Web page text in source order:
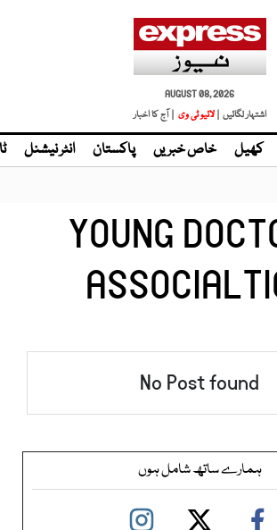
AUGUST 08, 2026
اشتہار لگائیں | لائیو ٹی وی | آج کا اخبار
کھیل خاص خبریں پاکستان انٹر نیشنل
YOUNG
No Post found
ہمارے ساتھ شامل ہوں